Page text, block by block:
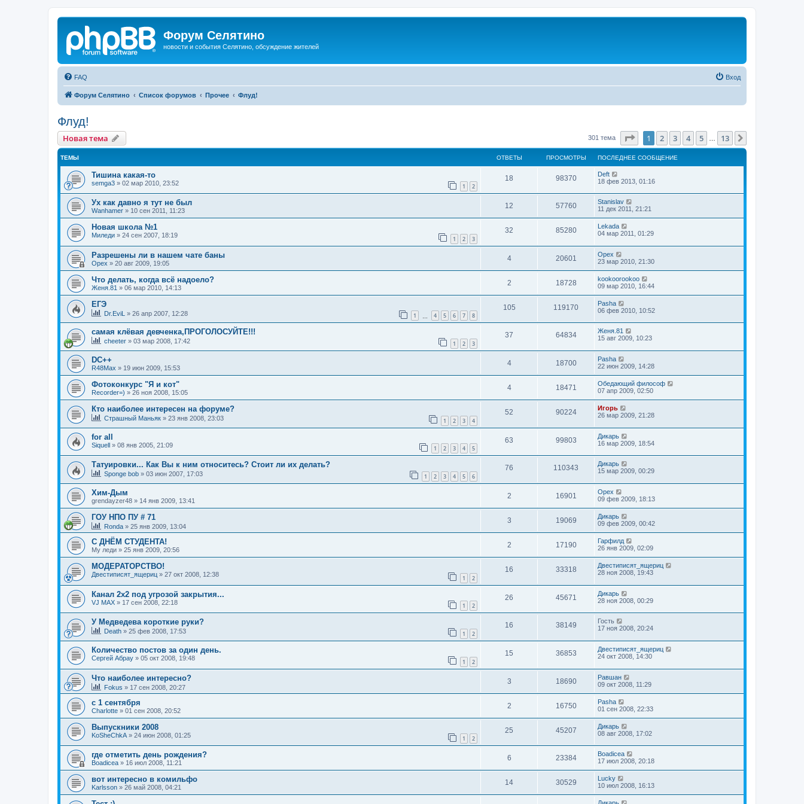
Форум Селятино
новости и события Селятино, обсуждение жителей
FAQ Вход
Форум Селятино Список форумов Прочее Флуд!
Флуд!
Новая тема 301 тема Страница1 из 13
1 2 3 4 5 13
ТЕМЫ ОТВЕТЫ ПРОСМОТРЫ ПОСЛЕДНЕЕ СООБЩЕНИЕ
Тишина какая-то
semga3 » 02 мар 2010, 23:52 1 2
18 98370
Deft
18 фев 2013, 01:16
Ух как давно я тут не был
Wanhamer » 10 сен 2011, 11:23
12 57760
Stanislav
11 дек 2011, 21:21
Новая школа №1
Миледи » 24 сен 2007, 18:19 1 2 3
32 85280
Lekada
04 мар 2011, 01:29
Разрешены ли в нашем чате баны
Орех » 20 авг 2009, 19:05
4 20601
Орех
23 мар 2010, 21:30
Что делать, когда всё надоело?
Женя.81 » 06 мар 2010, 14:13
2 18728
kookoorookoo
09 мар 2010, 16:44
ЕГЭ
Dr.EviL » 26 апр 2007, 12:28 1 4 5 6 7 8
105 119170
Pasha
06 фев 2010, 10:52
самая клёвая девченка,ПРОГОЛОСУЙТЕ!!!
cheeter » 03 мар 2008, 17:42 1 2 3
37 64834
Женя.81
15 авг 2009, 10:23
DC++
R48Max » 19 июн 2009, 15:53
4 18700
Pasha
22 июн 2009, 14:28
Фотоконкурс "Я и кот"
Recorder=) » 26 ноя 2008, 15:05
4 18471
Обедающий философ
07 апр 2009, 02:50
Кто наиболее интересен на форуме?
Страшный Маньяк » 23 янв 2008, 23:03 1 2 3 4
52 90224
Игорь
26 мар 2009, 21:28
for all
Siquell » 08 янв 2005, 21:09 1 2 3 4 5
63 99803
Дикарь
16 мар 2009, 18:54
Татуировки... Как Вы к ним относитесь? Стоит ли их делать?
Sponge bob » 03 июн 2007, 17:03 1 2 3 4 5 6
76 110343
Дикарь
15 мар 2009, 00:29
Хим-Дым
grendayzer48 » 14 янв 2009, 13:41
2 16901
Орех
09 фев 2009, 18:13
ГОУ НПО ПУ # 71
Ronda » 25 янв 2009, 13:04
3 19069
Дикарь
09 фев 2009, 00:42
С ДНЁМ СТУДЕНТА!
My леди » 25 янв 2009, 20:56
2 17190
Гарфилд
26 янв 2009, 02:09
МОДЕРАТОРСТВО!
Двестиписят_ящериц » 27 окт 2008, 12:38 1 2
16 33318
Двестиписят_ящериц
28 ноя 2008, 19:43
Канал 2х2 под угрозой закрытия...
VJ MAX » 17 сен 2008, 22:18 1 2
26 45671
Дикарь
28 ноя 2008, 00:29
У Медведева короткие руки?
Death » 25 фев 2008, 17:53 1 2
16 38149
Гость
17 ноя 2008, 20:24
Количество постов за один день.
Сергей Абрау » 05 окт 2008, 19:48 1 2
15 36853
Двестиписят_ящериц
24 окт 2008, 14:30
Что наиболее интересно?
Fokus » 17 сен 2008, 20:27
3 18690
Равшан
09 окт 2008, 11:29
с 1 сентября
Charlotte » 01 сен 2008, 20:52
2 16750
Pasha
01 сен 2008, 22:33
Выпускники 2008
KoSheChkA » 24 июн 2008, 01:25 1 2
25 45207
Дикарь
08 авг 2008, 17:02
где отметить день рождения?
Boadicea » 16 июл 2008, 11:21
6 23384
Boadicea
17 июл 2008, 20:18
вот интересно в комильфо
Karlsson » 26 май 2008, 04:21
14 30529
Lucky
10 июл 2008, 16:13